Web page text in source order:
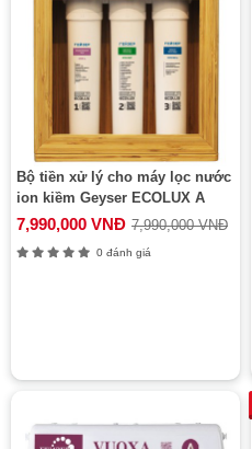
Bộ tiền xử lý cho máy lọc nước
ion kiềm Geyser ECOLUX A
7,990,000 VNĐ 7,990,000 VNĐ
0 đánh giá